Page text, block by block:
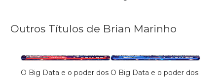
Outros Títulos de Brian Marinho
O Big Data e o poder dos O Big Data e o poder dos